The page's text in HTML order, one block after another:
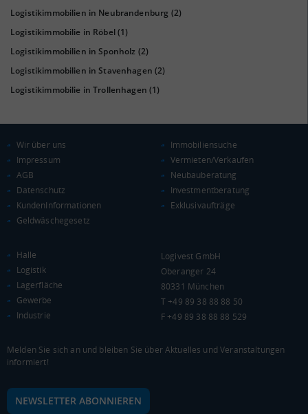
KAUFKRAFT(STAND: 2018)
Euro pro Kopf
(Landkreis / Kreisfreie Stadt)
KAUFKRAFT - EURO PRO KOPF
0 €
Landkreis / Kreisfreie Stadt
WIRTSCHAFTSKRAFT (STAND: 2018)
(LANDKREIS / KREISFREIE STADT)
Gesamt BIP je Erwerbstätigen
58.216 €
Logistikimmobilien in Neubrandenburg (2)
Logistikimmobilie in Röbel(1)
Logistikimmobilien in Sponholz (2)
Logistikimmobilien in Stavenhagen (2)
Logistikimmobilie in Trollenhagen (1)
Wir über uns
Impressum
AGB
Datenschutz
KundenInformationen
Geldwäschegesetz
Immobiliensuche
Vermieten/Verkaufen
Neubauberatung
Investmentberatung
Exklusivaufträge
Halle
Logistik
Lagerfläche
Gewerbe
Industrie
Logivest GmbH
Oberanger 24
80331 München
T +49 89 38 88 88 50
F +49 89 38 88 88 529
Melden Sie sich an und bleiben Sie über Aktuelles und Veranstaltungen
informiert!
NEWSLETTER ABONNIEREN